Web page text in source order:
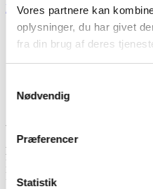
Vores partnere kan
oplysninger, du har givet
fra din brug af deres
Nødvendig
Præferencer
Statistik
Læs mere
42775257
CVR 33437595
Åbningstider
Lige uger:
Mandag – torsdag 9-15:30
Fredag 9 -15